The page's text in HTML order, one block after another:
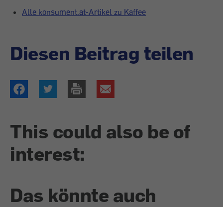
Alle konsument.at-Artikel zu Kaffee
Diesen Beitrag teilen
This could also be of
interest:
Das könnte auch